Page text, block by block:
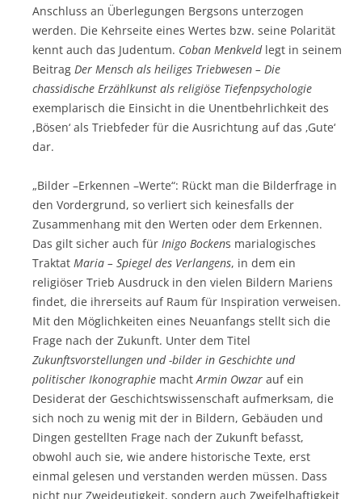
Anschluss an Überlegungen Bergsons unterzogen
werden. Die Kehrseite eines Wertes bzw. seine Polarität
kennt auch das Judentum. Coban Menkveldlegt in seinem
Beitrag Der Mensch als heiliges Triebwesen – Die
chassidische Erzählkunst als religiöse Tiefenpsychologie
exemplarisch die Einsicht in die Unentbehrlichkeit des
,Bösen‘ als Triebfeder für die Ausrichtung auf das ‚Gute‘
dar.
„Bilder –Erkennen –Werte“: Rückt man die Bilderfrage in
den Vordergrund, so verliert sich keinesfalls der
Zusammenhang mit den Werten oder dem Erkennen.
Das gilt sicher auch für Inigo Bockens marialogisches
Traktat Maria – Spiegel des Verlangens, in dem ein
religiöser Trieb Ausdruck in den vielen Bildern Mariens
findet, die ihrerseits auf Raum für Inspiration verweisen.
Mit den Möglichkeiten eines Neuanfangs stellt sich die
Frage nach der Zukunft. Unter dem Titel
Zukunftsvorstellungen und -bilder in Geschichte und
politischer Ikonographie machtArmin Owzar auf ein
Desiderat der Geschichtswissenschaft aufmerksam, die
sich noch zu wenig mit der in Bildern, Gebäuden und
Dingen gestellten Frage nach der Zukunft befasst,
obwohl auch sie, wie andere historische Texte, erst
einmal gelesen und verstanden werden müssen. Dass
nicht nur Zweideutigkeit, sondern auch Zweifelhaftigkeit